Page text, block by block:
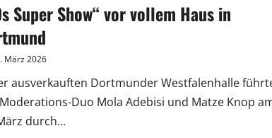
Waldbühnen-
Show
Super Show“ vor vollem Haus in
März 2026
ausverkauften Dortmunder Westfalenhalle
Duo Mola Adebisi und Matze Knop
durch...